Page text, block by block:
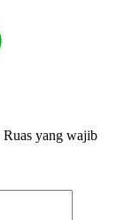
Ruas yang wajib